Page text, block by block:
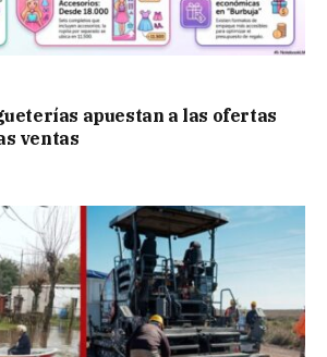
apuestan a las ofertas
ventas